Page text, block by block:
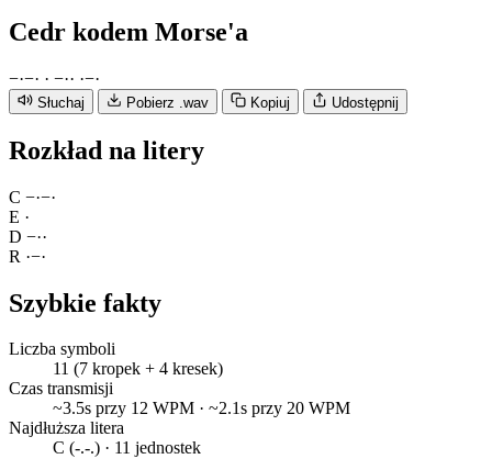
Cedr kodem Morse'a
−·−· · −·· ·−·
Słuchaj Pobierz .wav Kopiuj Udostępnij
Rozkład na litery
C −·−·
E ·
D −··
R ·−·
Szybkie fakty
Liczba symboli
11 (7 kropek + 4 kresek)
Czas transmisji
~3.5s przy 12 WPM · ~2.1s przy 20 WPM
Najdłuższa litera
C (-.-.) · 11 jednostek